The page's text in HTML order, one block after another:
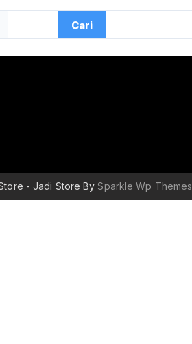
- Jadi Store BySparkle Wp Themes